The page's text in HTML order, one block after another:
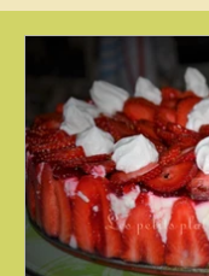
cuisine des fleurs
Fondus de chocolat